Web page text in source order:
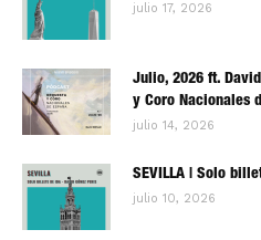
julio 17, 2026
Julio, 2026 ft.
y Coro Nacionales
julio 14, 2026
SEVILLA | Solo
julio 10, 2026